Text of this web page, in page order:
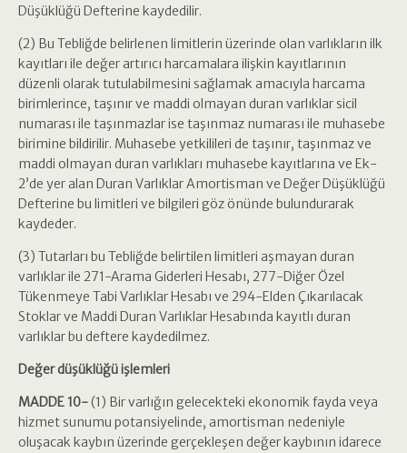
Düşüklüğü Defterine kaydedilir.
(2) Bu Tebliğde belirlenen limitlerin üzerinde olan varlıkların ilk
kayıtları ile değer artırıcı harcamalara ilişkin kayıtlarının
düzenli olarak tutulabilmesini sağlamak amacıyla harcama
birimlerince, taşınır ve maddi olmayan duran varlıklar sicil
numarası ile taşınmazlar ise taşınmaz numarası ile muhasebe
birimine bildirilir. Muhasebe yetkilileri de taşınır, taşınmaz ve
maddi olmayan duran varlıkları muhasebe kayıtlarına ve Ek-
2’de yer alan Duran Varlıklar Amortisman ve Değer Düşüklüğü
Defterine bu limitleri ve bilgileri göz önünde bulundurarak
kaydeder.
(3) Tutarları bu Tebliğde belirtilen limitleri aşmayan duran
varlıklar ile 271-Arama Giderleri Hesabı, 277-Diğer Özel
Tükenmeye Tabi Varlıklar Hesabı ve 294-Elden Çıkarılacak
Stoklar ve Maddi Duran Varlıklar Hesabında kayıtlı duran
varlıklar bu deftere kaydedilmez.
Değer düşüklüğü işlemleri
MADDE 10-(1) Bir varlığın gelecekteki ekonomik fayda veya
hizmet sunumu potansiyelinde, amortisman nedeniyle
oluşacak kaybın üzerinde gerçekleşen değer kaybının idarece